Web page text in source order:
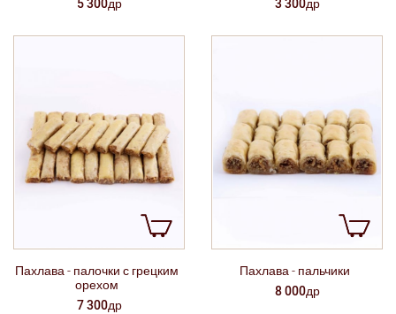
5 300др 3 300др
Пахлава - палочки с грецким
орехом
7 300др
Пахлава - пальчики
8 000др